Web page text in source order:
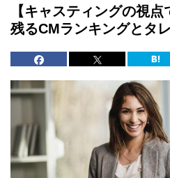
【キャスティングの視
残るCMランキングとタ